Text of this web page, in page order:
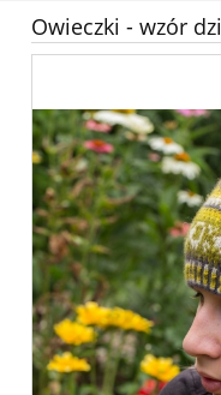
Owieczki - wzór